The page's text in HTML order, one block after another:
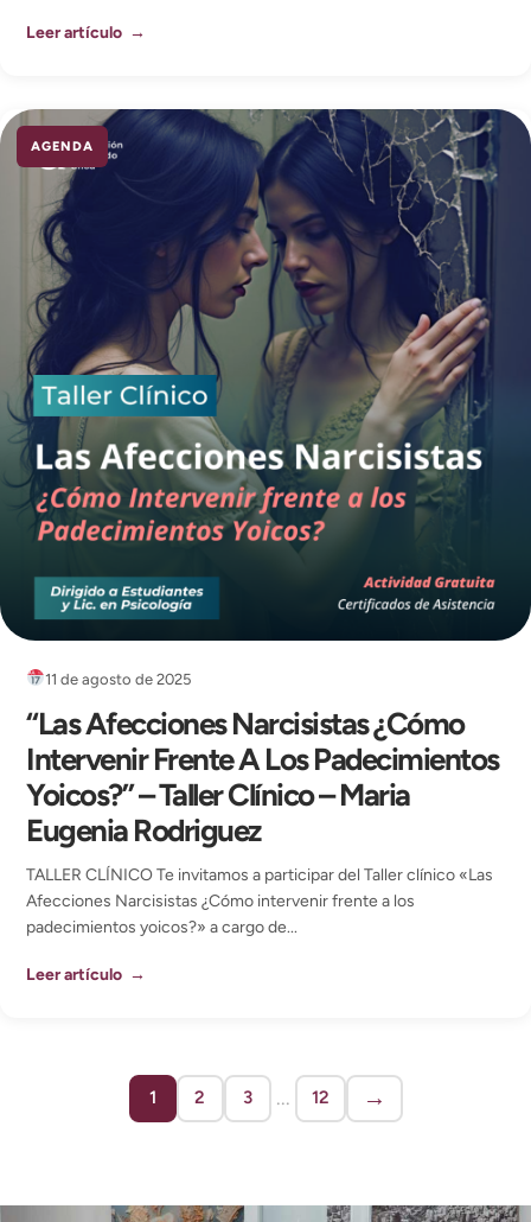
Leer artículo →
AGENDA
11 de agosto de 2025
“Las Afecciones Narcisistas ¿Cómo
Intervenir Frente A Los Padecimientos
Yoicos?” – Taller Clínico – Maria
Eugenia Rodriguez
TALLER CLÍNICO Te invitamos a participar del Taller clínico «Las
Afecciones Narcisistas ¿Cómo intervenir frente a los
padecimientos yoicos?» a cargo de...
Leer artículo →
1 2 3 ... 12 →